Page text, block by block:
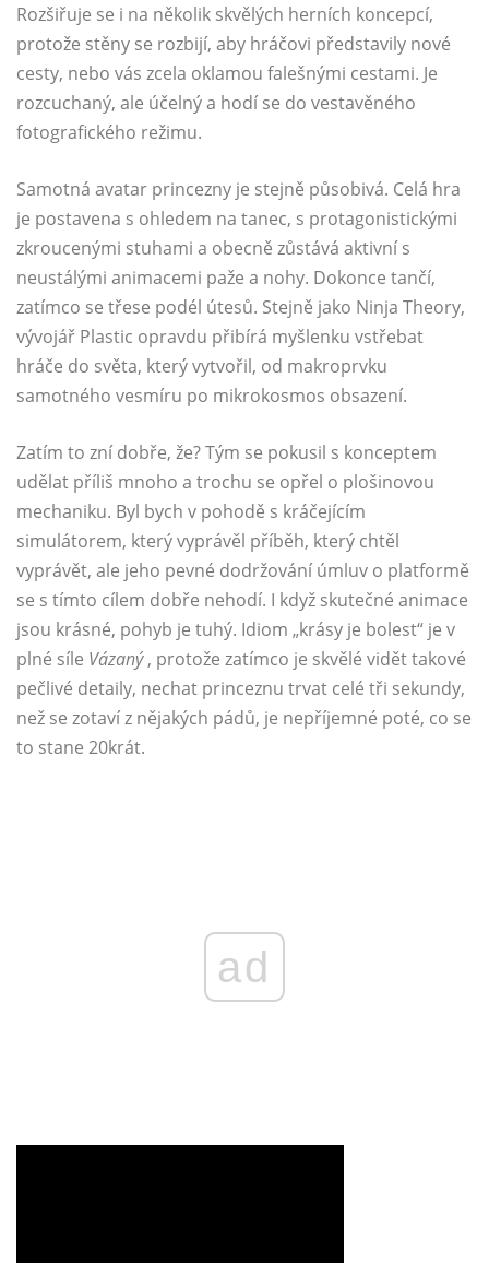
Rozšiřuje se i na několik skvělých herních koncepcí,
protože stěny se rozbijí, aby hráčovi představily nové
cesty, nebo vás zcela oklamou falešnými cestami. Je
rozcuchaný, ale účelný a hodí se do vestavěného
fotografického režimu.
Samotná avatar princezny je stejně působivá. Celá hra
je postavena s ohledem na tanec, s protagonistickými
zkroucenými stuhami a obecně zůstává aktivní s
neustálými animacemi paže a nohy. Dokonce tančí,
zatímco se třese podél útesů. Stejně jako Ninja Theory,
vývojář Plastic opravdu přibírá myšlenku vstřebat
hráče do světa, který vytvořil, od makroprvku
samotného vesmíru po mikrokosmos obsazení.
Zatím to zní dobře, že? Tým se pokusil s konceptem
udělat příliš mnoho a trochu se opřel o plošinovou
mechaniku. Byl bych v pohodě s kráčejícím
simulátorem, který vyprávěl příběh, který chtěl
vyprávět, ale jeho pevné dodržování úmluv o platformě
se s tímto cílem dobře nehodí. I když skutečné animace
jsou krásné, pohyb je tuhý. Idiom „krásy je bolest“ je v
plné síle Vázaný, protože zatímco je skvělé vidět takové
pečlivé detaily, nechat princeznu trvat celé tři sekundy,
než se zotaví z nějakých pádů, je nepříjemné poté, co se
to stane 20krát.
ad